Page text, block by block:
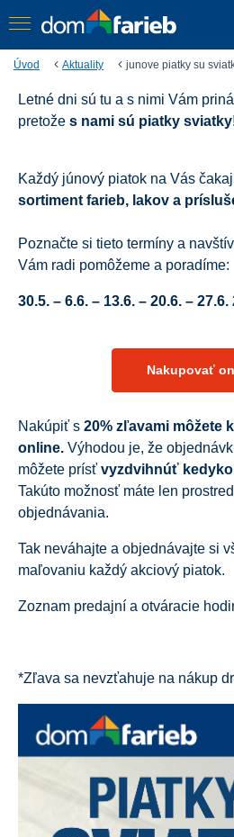
Úvod Aktuality junove piatky su
Piatky, nízkych
Letné dni sú tu a s nimi Vám
pretože s nami sú piatky
Každý júnový piatok na Vás
sortiment farieb, lakov a
Poznačte si tieto termíny a
Vám radi pomôžeme a poradíme:
30.5. – 6.6. – 13.6. – 20.6. – 27.6.
Nakupovať
Nakúpiť s 20% zľavami môžete
online. Výhodou je, že
môžete prísť vyzdvihnúť
Takúto možnosť máte len
objednávania.
Tak neváhajte a objednávajte si
maľovaniu každý akciový piatok.
Zoznam predajní a otváracie
*Zľava sa nevzťahuje na nákup